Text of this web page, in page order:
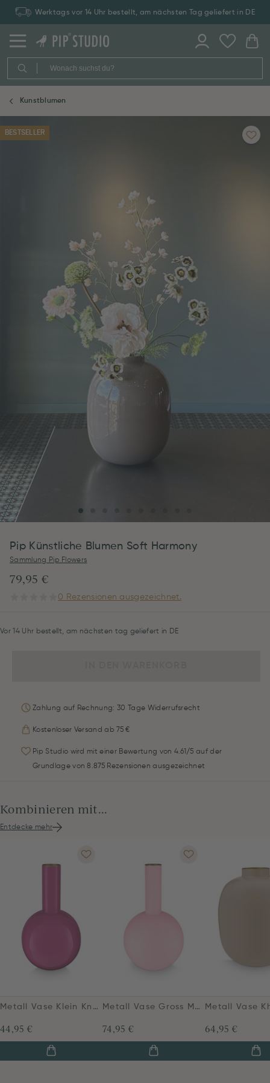
Werktags vor 14 Uhr bestellt, am nächsten Tag geliefert in DE
Kunstblumen
BESTSELLER
Pip Künstliche Blumen Soft Harmony
Sammlung Pip Flowers
79,95 €
0 Rezensionen ausgezeichnet.
Vor 14 Uhr bestellt, am nächsten tag geliefert in DE
Zahlung auf Rechnung: 30 Tage Widerrufsrecht
Kostenloser Versand ab 75 €
Pip Studio wird mit einer Bewertung von 4.61/5 auf der
Grundlage von 8.875 Rezensionen ausgezeichnet
Kombinieren mit...
Entdecke mehr
Metall Vase Klein Knallrosa 26cm
44,95 €
Metall Vase Gross Matt Hellrosa 42cm
74,95 € 64,95 €